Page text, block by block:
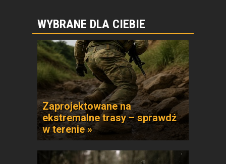
WYBRANE DLA CIEBIE
Zaprojektowane na
ekstremalne trasy – sprawdź
w terenie »